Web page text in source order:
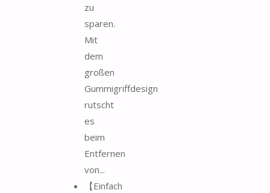
zu
sparen.
Mit
dem
großen
Gummigriffdesign
rutscht
es
beim
Entfernen
von...
【Einfach